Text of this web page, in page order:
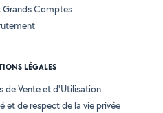
Grands Comptes
LÉGALES
de Vente et d'Utilisation
et de respect de la vie privée